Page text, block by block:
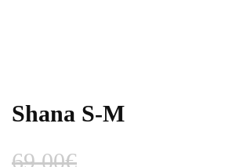
Shana S-M
69,00€